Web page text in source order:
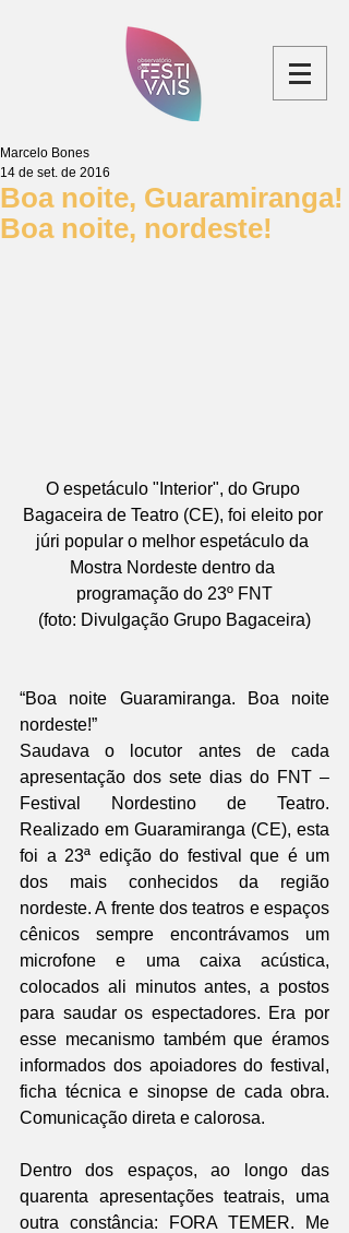
Boa noite, Guaramiranga!
Boa noite, nordeste!
Marcelo Bones
14 de set. de 2016
O espetáculo "Interior", do Grupo
Bagaceira de Teatro (CE), foi eleito por
júri popular o melhor espetáculo da
Mostra Nordeste dentro da
programação do 23º FNT
(foto: Divulgação Grupo Bagaceira)
“Boa noite Guaramiranga. Boa noite
nordeste!”
Saudava o locutor antes de cada
apresentação dos sete dias do FNT –
Festival Nordestino de Teatro.
Realizado em Guaramiranga (CE), esta
foi a 23ª edição do festival que é um
dos mais conhecidos da região
nordeste. A frente dos teatros e espaços
cênicos sempre encontrávamos um
microfone e uma caixa acústica,
colocados ali minutos antes, a postos
para saudar os espectadores. Era por
esse mecanismo também que éramos
informados dos apoiadores do festival,
ficha técnica e sinopse de cada obra.
Comunicação direta e calorosa.
Dentro dos espaços, ao longo das
quarenta apresentações teatrais, uma
outra constância: FORA TEMER. Me